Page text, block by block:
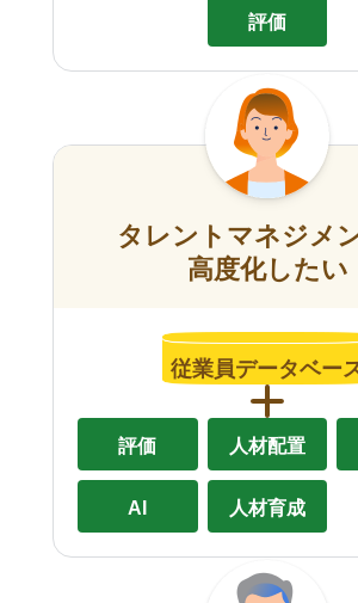
評価
タレントマネジメ
高度化したい
従業員データベー
評価 人材配置
AI 人材育成